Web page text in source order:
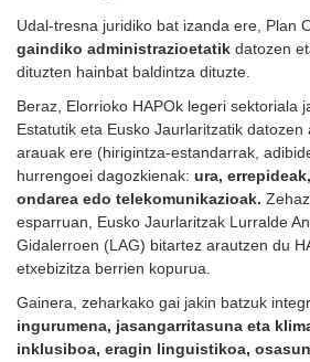
Udal-tresna juridiko bat izanda ere, Plan
gaindiko administrazioetatik datozen
dituzten hainbat baldintza dituzte.
Beraz, Elorrioko HAPOk legeri sektoriala
Estatutik eta Eusko Jaurlaritzatik datozen
arauak ere (hirigintza-estandarrak,
hurrengoei dagozkienak: ura,
ondarea edo telekomunikazioak.
esparruan, Eusko Jaurlaritzak Lurralde
Gidalerroen (LAG) bitartez arautzen du
etxebizitza berrien kopurua.
Gainera, zeharkako gai jakin batzuk
ingurumena, jasangarritasuna eta
inklusiboa, eragin linguistikoa,